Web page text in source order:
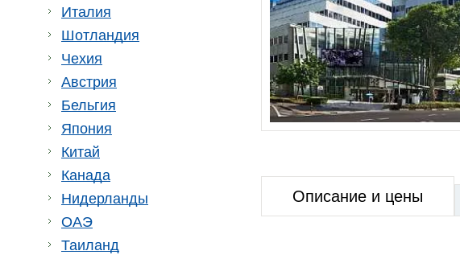
Италия
Шотландия
Чехия
Австрия
Бельгия
Япония
Китай
Канада
Нидерланды
ОАЭ
Таиланд
Описание и цены